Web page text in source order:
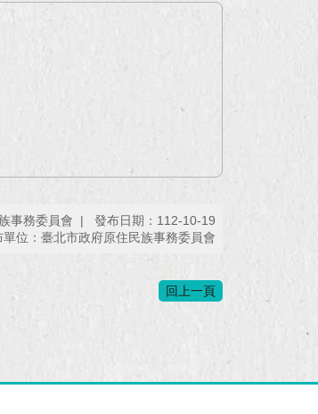
事務委員會
發布日期：112-10-19
單位：臺北市政府原住民族事務委員會
回上一頁